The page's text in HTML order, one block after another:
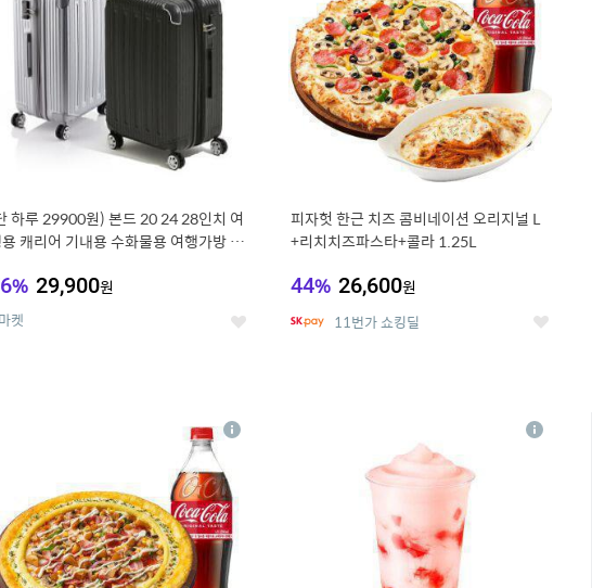
하루 29900원) 본드 20 24 28인치 여
캐리어 기내용 수화물용 여행가방 케
% 29,900원
켓 좋
피자헛 한근 치즈 콤비네이션 오리지널 L
+리치치즈파스타+콜라 1.25L
44% 26,600원
11번가 쇼킹딜 좋
상 상